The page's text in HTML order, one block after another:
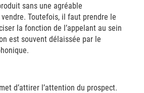
sans une agréable
Toutefois, il faut prendre le
la fonction de l’appelant au sein
est souvent délaissée par le
d’attirer l’attention du prospect.